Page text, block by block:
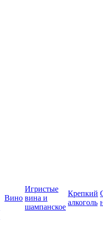
Вино
Игристые
вина и
шампанское
Крепкий
алкоголь